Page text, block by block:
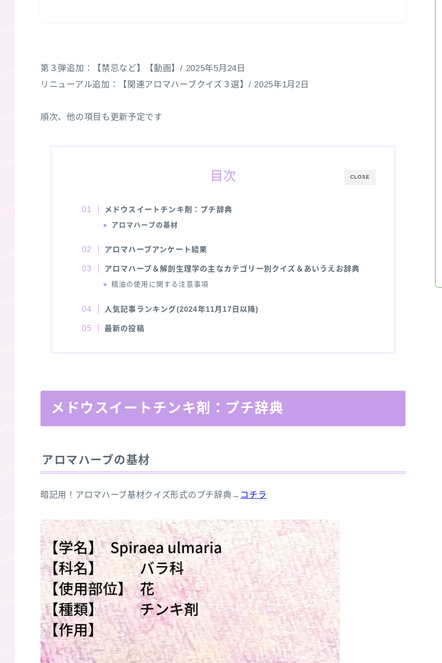
第３弾追加：【禁忌など】【動画】/ 2025年5月24日
リニューアル追加：【関連アロマハーブクイズ３選】/ 2025年1月2日
順次、他の項目も更新予定です
CLOSE
目次
メドウスイートチンキ剤：プチ辞典
アロマハーブの基材
アロマハーブアンケート結果
アロマハーブ＆解剖生理学の主なカテゴリー別クイズ＆あいうえお辞典
精油の使用に関する注意事項
人気記事ランキング(2024年11月17日以降)
最新の投稿
メドウスイートチンキ剤：プチ辞典
アロマハーブの基材
暗記用！アロマハーブ基材クイズ形式のプチ辞典→ コチラ